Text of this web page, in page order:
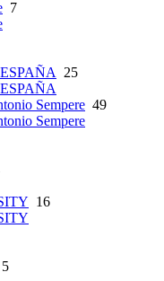
7
25
Sempere 49
Sempere
16
5